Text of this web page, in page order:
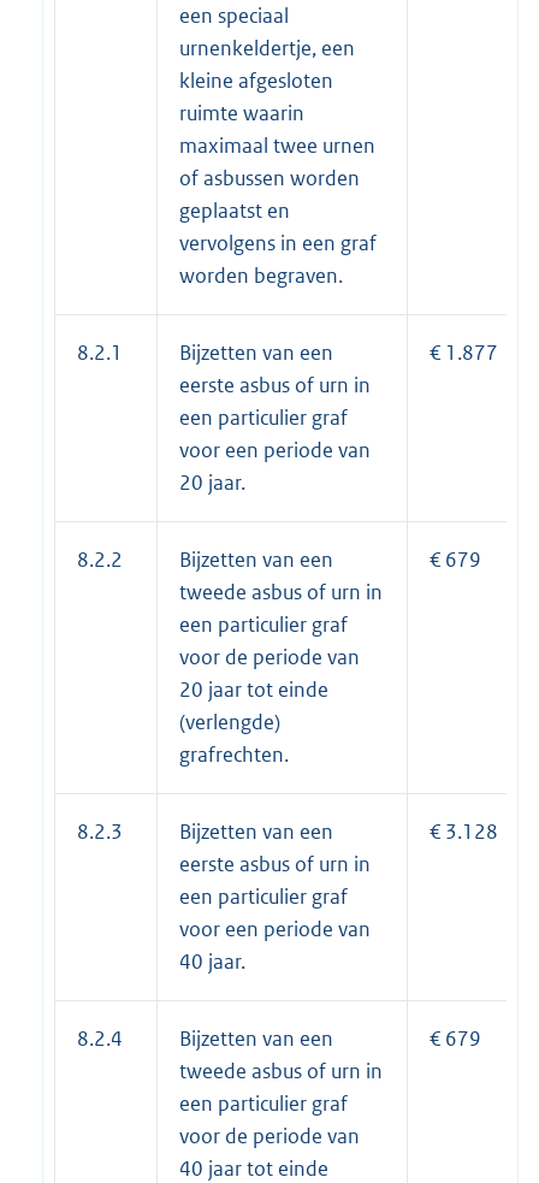
een speciaal
urnenkeldertje, een
kleine afgesloten
ruimte waarin
maximaal twee urnen
of asbussen worden
geplaatst en
vervolgens in een graf
worden begraven.
8.2.1
Bijzetten van een
eerste asbus of urn in
een particulier graf
voor een periode van
20 jaar.
€ 1.877
8.2.2
Bijzetten van een
tweede asbus of urn in
een particulier graf
voor de periode van
20 jaar tot einde
(verlengde)
grafrechten.
€ 679
8.2.3
Bijzetten van een
eerste asbus of urn in
een particulier graf
voor een periode van
40 jaar.
€ 3.128
8.2.4
Bijzetten van een
tweede asbus of urn in
een particulier graf
voor de periode van
40 jaar tot einde
€ 679